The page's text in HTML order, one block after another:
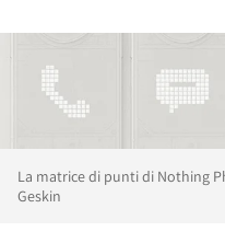
La matrice di punti di Nothing
Geskin